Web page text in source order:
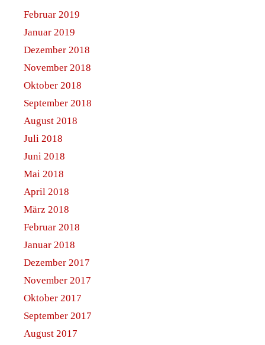
Februar 2019
Januar 2019
Dezember 2018
November 2018
Oktober 2018
September 2018
August 2018
Juli 2018
Juni 2018
Mai 2018
April 2018
März 2018
Februar 2018
Januar 2018
Dezember 2017
November 2017
Oktober 2017
September 2017
August 2017